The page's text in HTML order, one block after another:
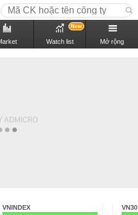
Watch list
New
Mở rộng
VNINDEX VN30